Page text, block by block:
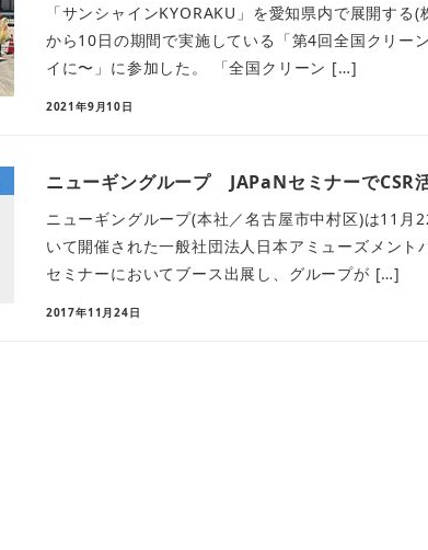
「サンシャインKYORAKU」を愛知県内で展開す
から10日の期間で実施している「第4回全国クリー
イに〜」に参加した。 「全国クリーン […]
2021年9月10日
ニューギングループ JAPaNセミナーでCSR
ニューギングループ(本社／名古屋市中村区)は11月
いて開催された一般社団法人日本アミューズメント
セミナーにおいてブース出展し、グループが […]
2017年11月24日